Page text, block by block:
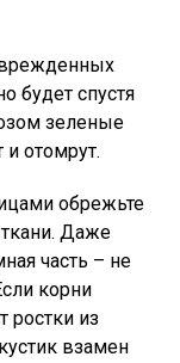
будет спустя
зеленые
отомрут.
обрежьте
Даже
часть – не
корни
ростки из
взамен